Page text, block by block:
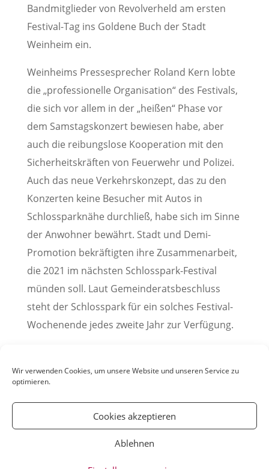
Wir verwenden Cookies, um unsere Website und unseren Service zu
optimieren.
Cookies akzeptieren
Ablehnen
Bandmitglieder von Revolverheld am ersten
Festival-Tag ins Goldene Buch der Stadt
Weinheim ein.
Weinheims Pressesprecher Roland Kern lobte
die „professionelle Organisation“ des Festivals,
die sich vor allem in der „heißen“ Phase vor
dem Samstagskonzert bewiesen habe, aber
auch die reibungslose Kooperation mit den
Sicherheitskräften von Feuerwehr und Polizei.
Auch das neue Verkehrskonzept, das zu den
Konzerten keine Besucher mit Autos in
Schlossparknähe durchließ, habe sich im Sinne
der Anwohner bewährt. Stadt und Demi-
Promotion bekräftigten ihre Zusammenarbeit,
die 2021 im nächsten Schlosspark-Festival
münden soll. Laut Gemeinderatsbeschluss
steht der Schlosspark für ein solches Festival-
Wochenende jedes zweite Jahr zur Verfügung.
Pressemitteilung der Stadt Weinheim